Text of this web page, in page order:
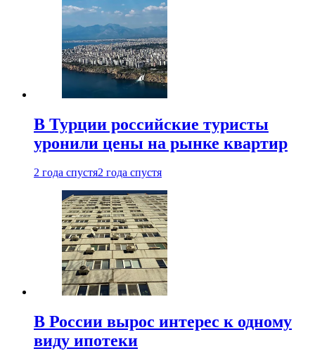
В Турции российские туристы
уронили цены на рынке квартир
2 года спустя2 года спустя
В России вырос интерес к одному
виду ипотеки